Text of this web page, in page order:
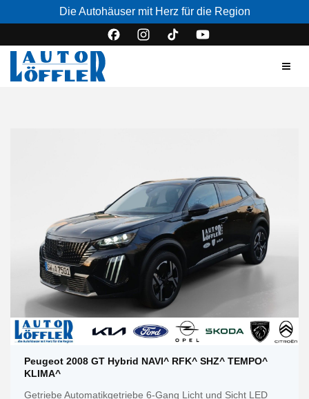
Die Autohäuser mit Herz für die Region
Peugeot 2008 GT Hybrid NAVI^ RFK^ SHZ^ TEMPO^
KLIMA^
Getriebe Automatikgetriebe 6-Gang Licht und Sicht LED